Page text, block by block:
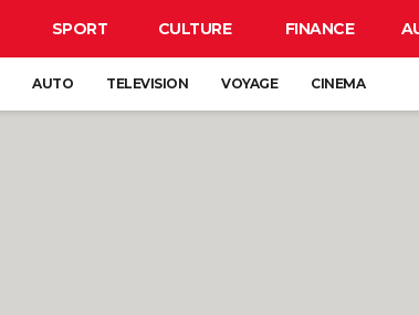
SPORT CULTURE FINANCE
AUTO TELEVISION VOYAGE CINEMA